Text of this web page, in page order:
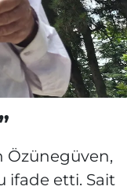
Özünegüven,
ifade etti. Sait